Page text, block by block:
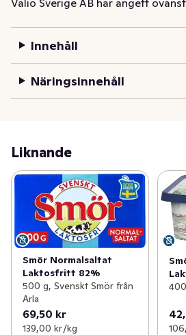
Innehåll
Näringsinnehåll
Liknande
Smör Normalsaltat
Laktosfritt 82%
500 g, Svenskt Smör från
Arla
69,50 kr
139,00 kr /kg